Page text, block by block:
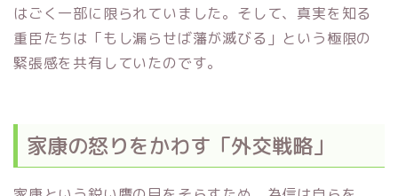
はごく一部に限られていました。そして、真実を知る
重臣たちは「もし漏らせば藩が滅びる」という極限の
緊張感を共有していたのです。
家康の怒りをかわす「外交戦略」